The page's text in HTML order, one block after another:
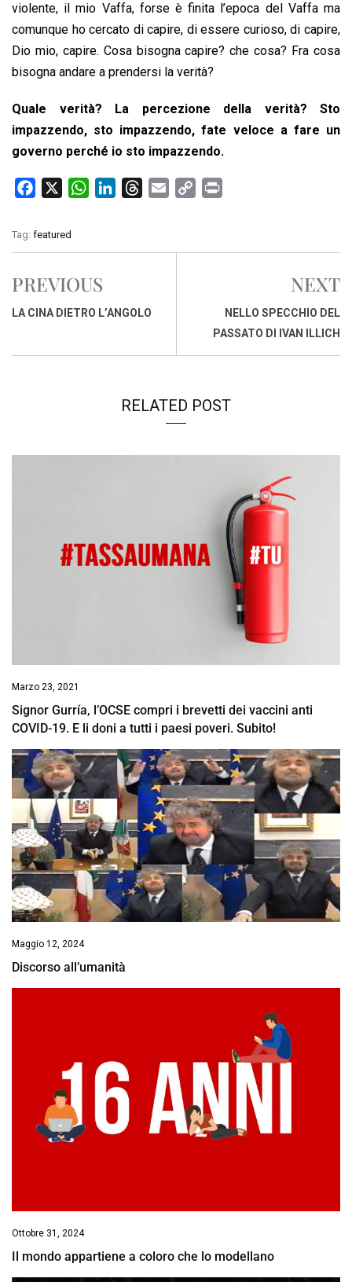
violente, il mio Vaffa, forse è finita l’epoca del Vaffa ma
comunque ho cercato di capire, di essere curioso, di capire,
Dio mio, capire. Cosa bisogna capire? che cosa? Fra cosa
bisogna andare a prendersi la verità?
Quale verità? La percezione della verità? Sto
impazzendo, sto impazzendo, fate veloce a fare un
governo perché io sto impazzendo.
c
e
o
o
W
t
A
p
k
I
e
s
i
y
n
Tag: featured
PREVIOUS
LA CINA DIETRO L’ANGOLO
NEXT
NELLO SPECCHIO DEL
PASSATO DI IVAN ILLICH
RELATED POST
Marzo 23, 2021
Signor Gurría, l’OCSE compri i brevetti dei vaccini anti
COVID-19. E li doni a tutti i paesi poveri. Subito!
Maggio 12, 2024
Discorso all’umanità
Ottobre 31, 2024
Il mondo appartiene a coloro che lo modellano